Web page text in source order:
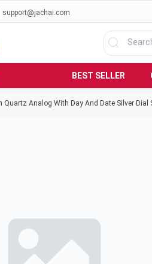
support@jachai.com
BEST SELLER
Quartz Analog With Day And Date Silver Dial